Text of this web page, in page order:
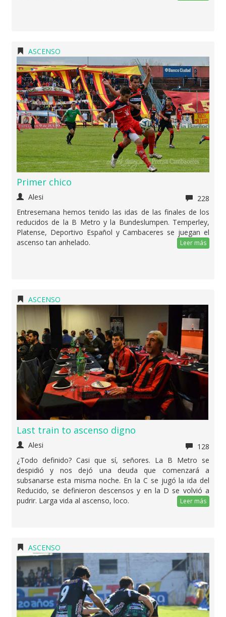
ASCENSO
Primer chico
Alesi
228
Entresemana hemos tenido las idas de las finales de los
reducidos de la B Metro y la Bundeslumpen. Temperley,
Platense, Deportivo Español y Cambaceres se juegan el
ascenso tan anhelado.
Leer más
ASCENSO
Last train to ascenso digno
Alesi
128
¿Todo definido? Casi que sí, señores. La B Metro se
despidió y nos dejó una deuda que comenzará a
subsanarse esta misma noche. En la C se jugó la ida del
Reducido, se definieron descensos y en la D se volvió a
pudrir. Larga vida al ascenso, loco.
Leer más
ASCENSO